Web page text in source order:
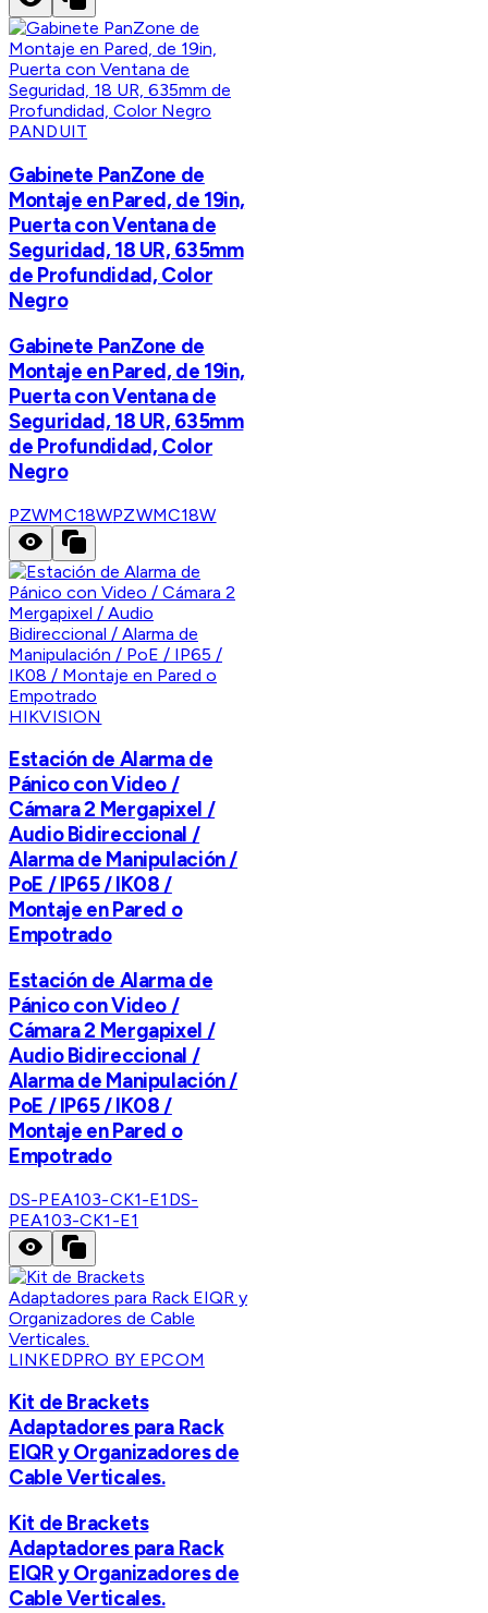
PANDUIT
Gabinete PanZone de
Montaje en Pared, de 19in,
Puerta con Ventana de
Seguridad, 18 UR, 635mm
de Profundidad, Color
Negro
Gabinete PanZone de
Montaje en Pared, de 19in,
Puerta con Ventana de
Seguridad, 18 UR, 635mm
de Profundidad, Color
Negro
PZWMC18WPZWMC18W
HIKVISION
Estación de Alarma de
Pánico con Video /
Cámara 2 Mergapixel /
Audio Bidireccional /
Alarma de Manipulación /
PoE / IP65 / IK08 /
Montaje en Pared o
Empotrado
Estación de Alarma de
Pánico con Video /
Cámara 2 Mergapixel /
Audio Bidireccional /
Alarma de Manipulación /
PoE / IP65 / IK08 /
Montaje en Pared o
Empotrado
DS-PEA103-CK1-E1 DS-
PEA103-CK1-E1
LINKEDPRO BY EPCOM
Kit de Brackets
Adaptadores para Rack
EIQR y Organizadores de
Cable Verticales.
Kit de Brackets
Adaptadores para Rack
EIQR y Organizadores de
Cable Verticales.